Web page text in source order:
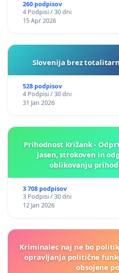
260 podpisov
4 Podpisi / 30 dni
15 Apr 2026
Slovenija brez
528 podpisov
4 Podpisi / 30 dni
31 Jan 2026
Prihodnost Križank -
jasen, strokoven in
oblikovanju
3 708 podpisov
3 Podpisi / 30 dni
12 Jan 2026
Kriminalec naj ne bo
opravljanja politične
obsojene